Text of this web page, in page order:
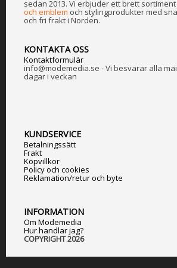
sedan 2013. Vi erbjuder ett brett
och emblem och stylingprodukter med
och fri frakt i Norden.
KONTAKTA OSS
Kontaktformulär
info@modemedia.se - Vi besvarar alla
dagar i veckan
KUNDSERVICE
Betalningssätt
Frakt
Köpvillkor
Policy och cookies
Reklamation/retur och byte
INFORMATION
Om Modemedia
Hur handlar jag?
COPYRIGHT 2026